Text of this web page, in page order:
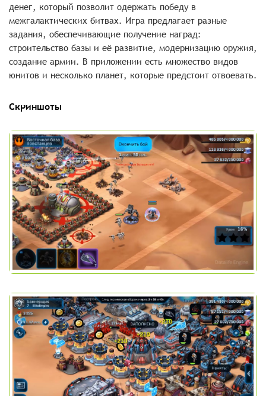
денег, который позволит одержать победу в
межгалактических битвах. Игра предлагает разные
задания, обеспечивающие получение наград:
строительство базы и её развитие, модернизацию оружия,
создание армии. В приложении есть множество видов
юнитов и несколько планет, которые предстоит отвоевать.
Скриншоты